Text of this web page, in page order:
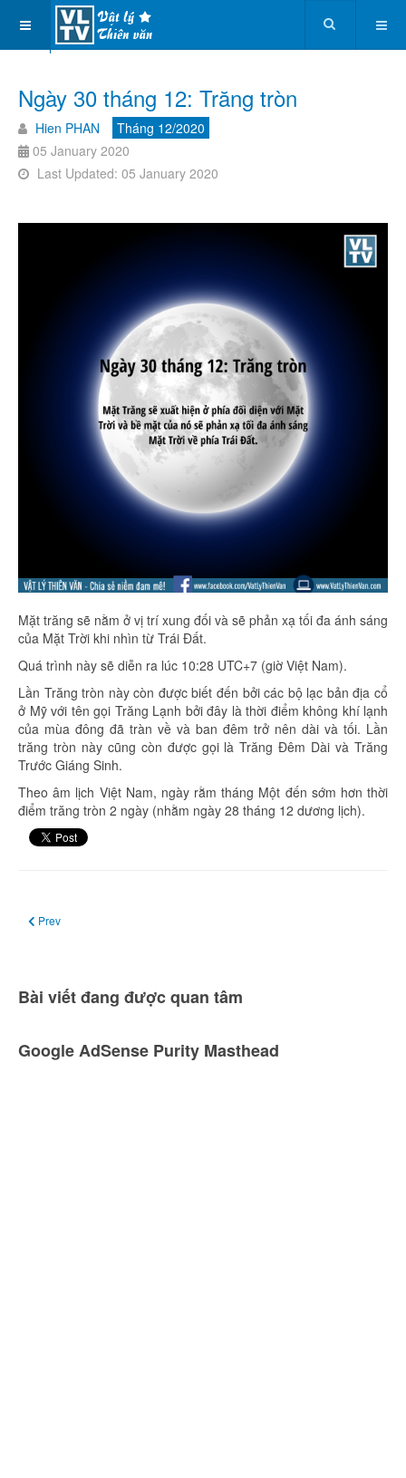
Ngày 30 tháng 12: Trăng tròn
Hien PHAN
Tháng 12/2020
05 January 2020
Last Updated: 05 January 2020
Mặt trăng sẽ nằm ở vị trí xung đối và sẽ phản xạ tối đa ánh sáng
của Mặt Trời khi nhìn từ Trái Đất.
Quá trình này sẽ diễn ra lúc 10:28 UTC+7 (giờ Việt Nam).
Lần Trăng tròn này còn được biết đến bởi các bộ lạc bản địa cổ
ở Mỹ với tên gọi Trăng Lạnh bởi đây là thời điểm không khí lạnh
của mùa đông đã tràn về và ban đêm trở nên dài và tối. Lần
trăng tròn này cũng còn được gọi là Trăng Đêm Dài và Trăng
Trước Giáng Sinh.
Theo âm lịch Việt Nam, ngày rằm tháng Một đến sớm hơn thời
điểm trăng tròn 2 ngày (nhằm ngày 28 tháng 12 dương lịch).
Previous article: Ngày 22, 23 tháng 12: Mưa sao băng Tiểu Hùng (Ursid)
Prev
Bài viết đang được quan tâm
Google AdSense Purity Masthead